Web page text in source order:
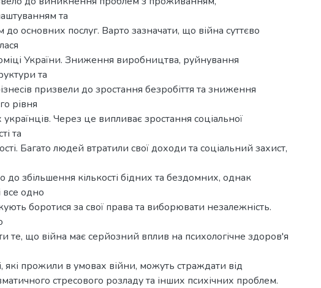
та
до основних послуг. Варто зазначати, що війна суттєво
України. Зниження виробництва, руйнування
та
призвели до зростання безробіття та зниження
рівня
українців. Через це випливає зростання соціальної
та
Багато людей втратили свої доходи та соціальний захист,
до збільшення кількості бідних та бездомних, однак
все одно
боротися за свої права та виборювати незалежність.
те, що війна має серйозний вплив на психологічне здоров'я
які прожили в умовах війни, можуть страждати від
стресового розладу та інших психічних проблем.